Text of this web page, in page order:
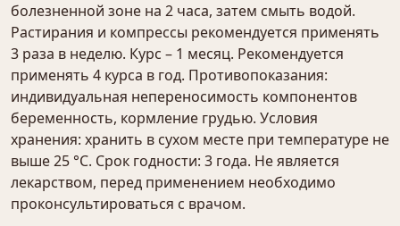
болезненной зоне на 2 часа, затем смыть водой.
Растирания и компрессы рекомендуется применять
3 раза в неделю. Курс – 1 месяц. Рекомендуется
применять 4 курса в год. Противопоказания:
индивидуальная непереносимость компонентов
беременность, кормление грудью. Условия
хранения: хранить в сухом месте при температуре не
выше 25 °С. Срок годности: 3 года. Не является
лекарством, перед применением необходимо
проконсультироваться с врачом.